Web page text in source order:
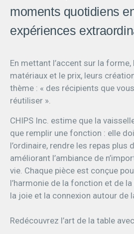
moments quotidiens
expériences
En mettant l’accent sur la forme,
matériaux et le prix, leurs
thème : « des récipients que
réutiliser ».
CHIPS Inc. estime que la
que remplir une fonction : elle
l’ordinaire, rendre les repas plus
améliorant l’ambiance de
vie. Chaque pièce est conçue
l’harmonie de la fonction et de
la joie et la connexion autour de
Redécouvrez l’art de la table